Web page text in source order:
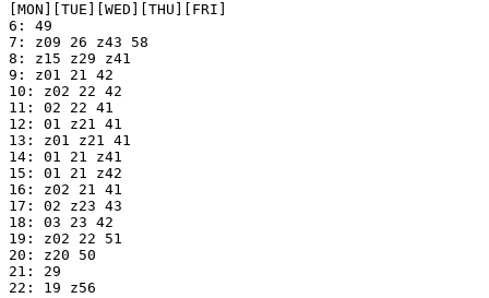
[MON][TUE][WED][THU][FRI]
6: 49
7: z09 26 z43 58
8: z15 z29 z41
9: z01 21 42
10: z02 22 42
11: 02 22 41
12: 01 z21 41
13: z01 z21 41
14: 01 21 z41
15: 01 21 z42
16: z02 21 41
17: 02 z23 43
18: 03 23 42
19: z02 22 51
20: z20 50
21: 29
22: 19 z56